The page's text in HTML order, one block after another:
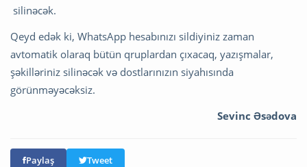
silinəcək.
Qeyd edək ki, WhatsApp hesabınızı sildiyiniz zaman
avtomatik olaraq bütün qruplardan çıxacaq, yazışmalar,
şəkilləriniz silinəcək və dostlarınızın siyahısında
görünməyəcəksiz.
Sevinc Əsədova
Paylaş Tweet